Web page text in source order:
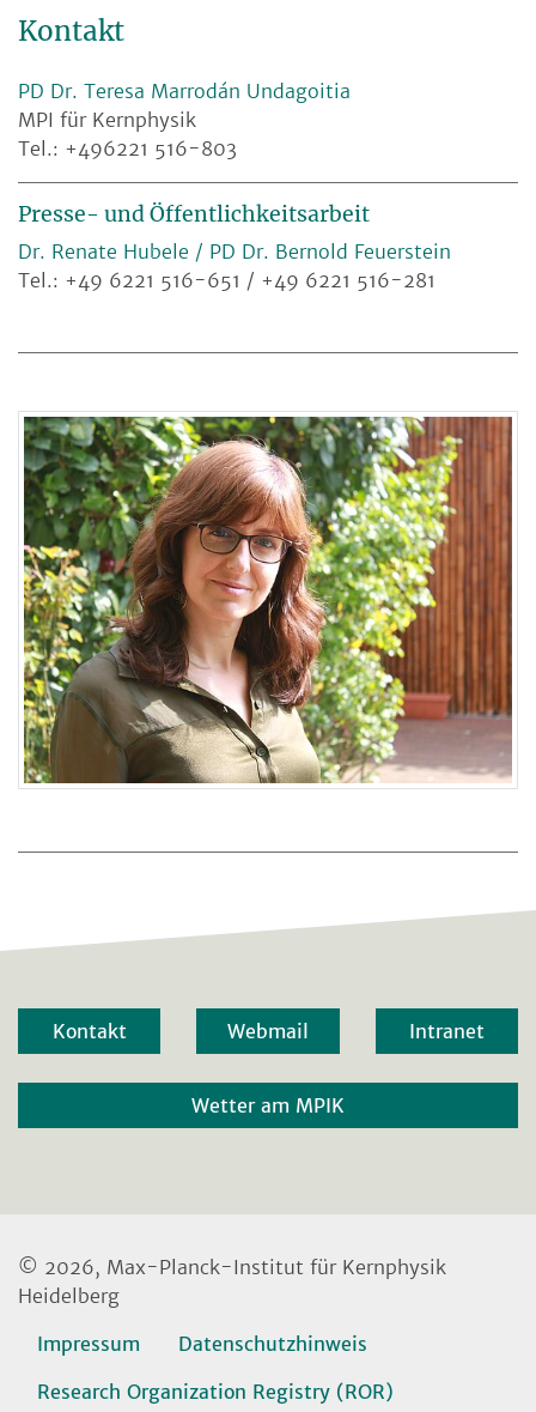
Kontakt
PD Dr. Teresa Marrodán Undagoitia
MPI für Kernphysik
Tel.: +496221 516-803
Presse- und Öffentlichkeitsarbeit
Dr. Renate Hubele / PD Dr. Bernold Feuerstein
Tel.: +49 6221 516-651 / +49 6221 516-281
Kontakt Webmail Intranet
Wetter am MPIK
© 2026, Max-Planck-Institut für Kernphysik
Heidelberg
Impressum
Datenschutzhinweis
Research Organization Registry (ROR)